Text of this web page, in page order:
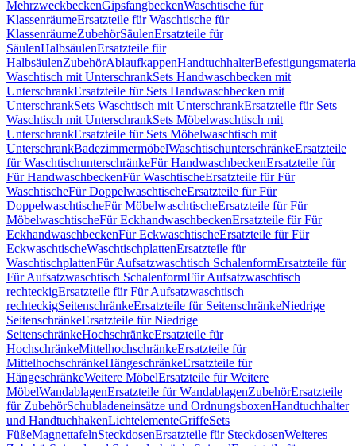
MehrzweckbeckenGipsfangbeckenWaschtische für
KlassenräumeErsatzteile für Waschtische für
KlassenräumeZubehörSäulenErsatzteile für
SäulenHalbsäulenErsatzteile für
HalbsäulenZubehörAblaufkappenHandtuchhalter
Waschtisch mit UnterschrankSets Handwaschbecken mit
UnterschrankErsatzteile für Sets Handwaschbecken mit
UnterschrankSets Waschtisch mit UnterschrankErsatzteile für Sets
Waschtisch mit UnterschrankSets Möbelwaschtisch mit
UnterschrankErsatzteile für Sets Möbelwaschtisch mit
UnterschrankBadezimmermöbelWaschtischunterschränkeErsatzteile
für WaschtischunterschränkeFür HandwaschbeckenErsatzteile für
Für HandwaschbeckenFür WaschtischeErsatzteile für Für
WaschtischeFür DoppelwaschtischeErsatzteile für Für
DoppelwaschtischeFür MöbelwaschtischeErsatzteile für Für
MöbelwaschtischeFür EckhandwaschbeckenErsatzteile für Für
EckhandwaschbeckenFür EckwaschtischeErsatzteile für Für
EckwaschtischeWaschtischplattenErsatzteile für
WaschtischplattenFür Aufsatzwaschtisch SchalenformErsatzteile für
Für Aufsatzwaschtisch SchalenformFür Aufsatzwaschtisch
rechteckigErsatzteile für Für Aufsatzwaschtisch
rechteckigSeitenschränkeErsatzteile für SeitenschränkeNiedrige
SeitenschränkeErsatzteile für Niedrige
SeitenschränkeHochschränkeErsatzteile für
HochschränkeMittelhochschränkeErsatzteile für
MittelhochschränkeHängeschränkeErsatzteile für
HängeschränkeWeitere MöbelErsatzteile für Weitere
MöbelWandablagenErsatzteile für WandablagenZubehörErsatzteile
für ZubehörSchubladeneinsätze und OrdnungsboxenHandtuchhalter
und HandtuchhakenLichtelementeGriffeSets
FüßeMagnettafelnSteckdosenErsatzteile für SteckdosenWeiteres